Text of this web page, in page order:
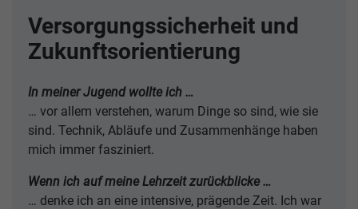
Versorgungssicherheit und
Zukunftsorientierung
In meiner Jugend wollte ich …
… vor allem verstehen, warum Dinge so sind, wie sie
sind. Technik, Abläufe und Zusammenhänge haben
mich immer fasziniert.
Wenn ich auf meine Lehrzeit zurückblicke …
… denke ich an eine intensive, prägende Zeit. Ich war